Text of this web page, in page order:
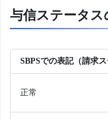
与信ステータス
SBPSでの表記（請求ス
正常